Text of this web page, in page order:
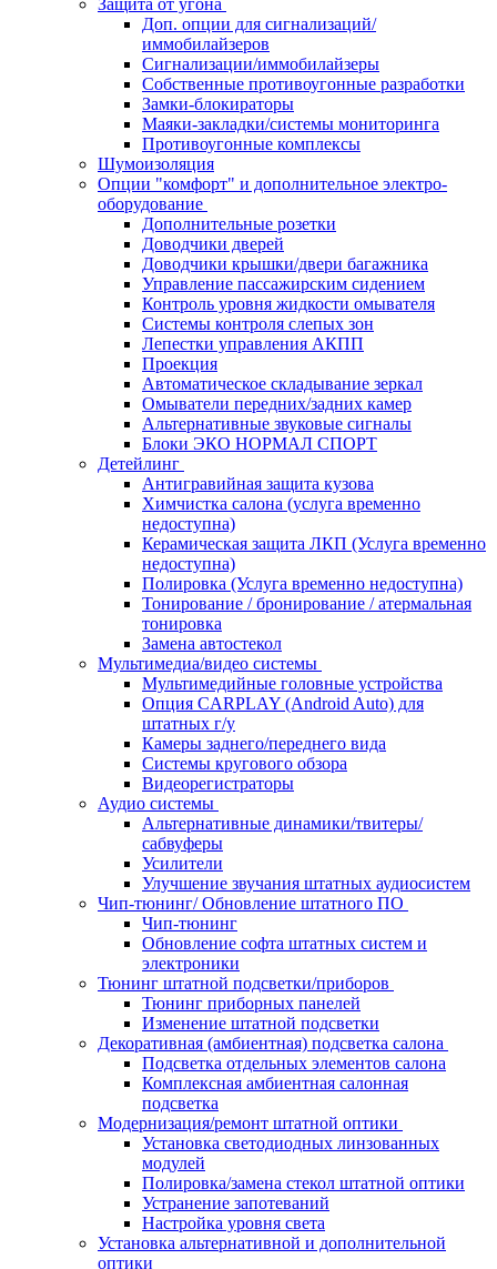
Защита от угона
Доп. опции для сигнализаций/
иммобилайзеров
Сигнализации/иммобилайзеры
Собственные противоугонные разработки
Замки-блокираторы
Маяки-закладки/системы мониторинга
Противоугонные комплексы
Шумоизоляция
Опции "комфорт" и дополнительное электро-
оборудование
Дополнительные розетки
Доводчики дверей
Доводчики крышки/двери багажника
Управление пассажирским сидением
Контроль уровня жидкости омывателя
Системы контроля слепых зон
Лепестки управления АКПП
Проекция
Автоматическое складывание зеркал
Омыватели передних/задних камер
Альтернативные звуковые сигналы
Блоки ЭКО НОРМАЛ СПОРТ
Детейлинг
Антигравийная защита кузова
Химчистка салона (услуга временно
недоступна)
Керамическая защита ЛКП (Услуга временно
недоступна)
Полировка (Услуга временно недоступна)
Тонирование / бронирование / атермальная
тонировка
Замена автостекол
Мультимедиа/видео системы
Мультимедийные головные устройства
Опция CARPLAY (Android Auto) для
штатных г/у
Камеры заднего/переднего вида
Системы кругового обзора
Видеорегистраторы
Аудио системы
Альтернативные динамики/твитеры/
сабвуферы
Усилители
Улучшение звучания штатных аудиосистем
Чип-тюнинг/ Обновление штатного ПО
Чип-тюнинг
Обновление софта штатных систем и
электроники
Тюнинг штатной подсветки/приборов
Тюнинг приборных панелей
Изменение штатной подсветки
Декоративная (амбиентная) подсветка салона
Подсветка отдельных элементов салона
Комплексная амбиентная салонная
подсветка
Модернизация/ремонт штатной оптики
Установка светодиодных линзованных
модулей
Полировка/замена стекол штатной оптики
Устранение запотеваний
Настройка уровня света
Установка альтернативной и дополнительной
оптики